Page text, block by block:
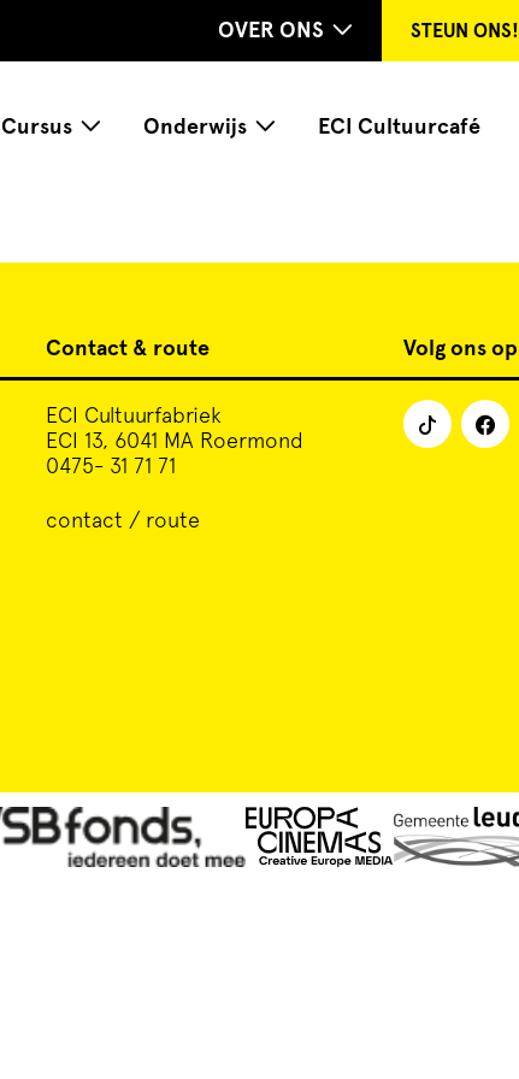
OVER ONS STEUN ONS!
Cursus Onderwijs ECI Cultuurcafé
Contact & route
ECI Cultuurfabriek
ECI 13, 6041 MA Roermond
0475- 31 71 71
contact / route
Volg ons op